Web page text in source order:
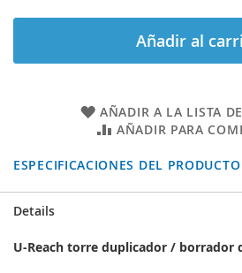
Añadir al
AÑADIR A LA LISTA
AÑADIR PARA
ESPECIFICACIONES DEL PRODUCTO
Details
U-Reach torre duplicador / borrador